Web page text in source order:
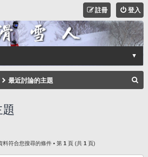
登入
註冊
▼
最近討論的主題
料符合您搜尋的條件 • 第 1 頁 (共 1 頁)